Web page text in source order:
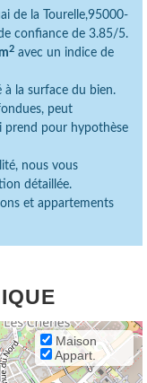
de la Tourelle,95000-
confiance de 3.85/5.
2 avec un indice de
la surface du bien.
peut
prend pour hypothèse
nous vous
détaillée.
et appartements
Maison
Appart.